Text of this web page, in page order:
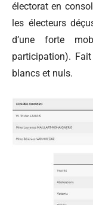
électorat en
les électeurs
d’une forte
participation).
blancs et nuls.